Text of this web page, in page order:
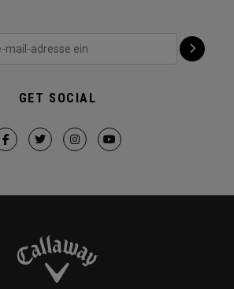
GET SOCIAL